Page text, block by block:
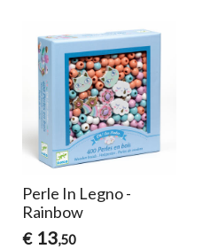
Perle In Legno -
Rainbow
€ 13,50